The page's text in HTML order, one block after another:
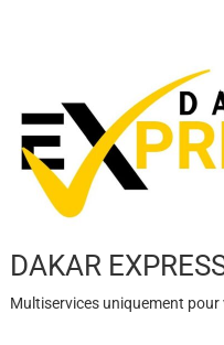
DAKAR
Multiservices uniquement pour